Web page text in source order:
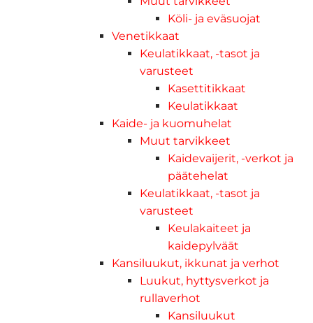
Köli- ja eväsuojat
Venetikkaat
Keulatikkaat, -tasot ja
varusteet
Kasettitikkaat
Keulatikkaat
Kaide- ja kuomuhelat
Muut tarvikkeet
Kaidevaijerit, -verkot ja
päätehelat
Keulatikkaat, -tasot ja
varusteet
Keulakaiteet ja
kaidepylväät
Kansiluukut, ikkunat ja verhot
Luukut, hyttysverkot ja
rullaverhot
Kansiluukut